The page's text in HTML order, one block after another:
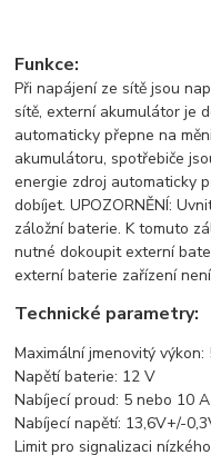
Funkce:
Při napájení ze sítě jsou
sítě, externí akumulátor je
automaticky přepne na
akumulátoru, spotřebiče
energie zdroj automaticky
dobíjet. UPOZORNĚNÍ:
záložní baterie. K tomuto
nutné dokoupit externí
externí baterie zařízení
Technické parametry:
Maximální jmenovitý výkon:
Napětí baterie: 12 V
Nabíjecí proud: 5 nebo 10
Nabíjecí napětí: 13,6V+/-
Limit pro signalizaci